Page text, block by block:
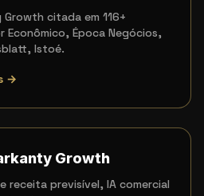
citada em 116+
Econômico, Época Negócios,
Istoé.
→
Growth
receita previsível, IA comercial